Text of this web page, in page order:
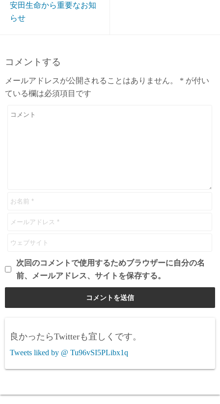
安田生命から重要なお知
らせ
コメントする
メールアドレスが公開されることはありません。 * が付い
ている欄は必須項目です
次回のコメントで使用するためブラウザーに自分の名
前、メールアドレス、サイトを保存する。
良かったらTwitterも宜しくです。
Tweets liked by @ Tu96vSI5PLibx1q